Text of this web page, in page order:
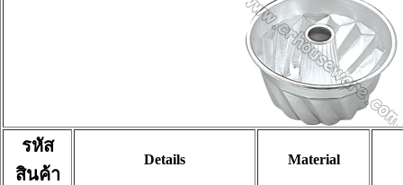
รหัส
สินค้า
Details Material